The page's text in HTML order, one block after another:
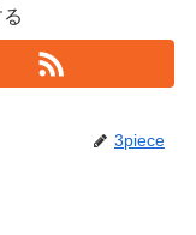
3piece